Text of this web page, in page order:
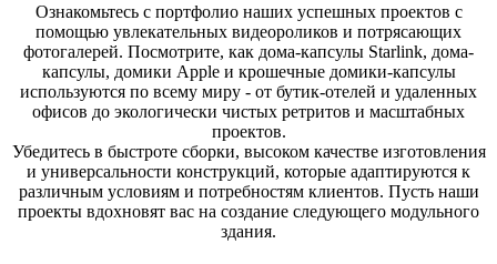
Ознакомьтесь с портфолио наших успешных проектов с
помощью увлекательных видеороликов и потрясающих
фотогалерей. Посмотрите, как дома-капсулы Starlink, дома-
капсулы, домики Apple и крошечные домики-капсулы
используются по всему миру - от бутик-отелей и удаленных
офисов до экологически чистых ретритов и масштабных
проектов.
Убедитесь в быстроте сборки, высоком качестве изготовления
и универсальности конструкций, которые адаптируются к
различным условиям и потребностям клиентов. Пусть наши
проекты вдохновят вас на создание следующего модульного
здания.